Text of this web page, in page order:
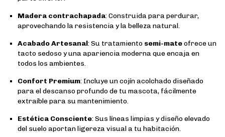
Madera contrachapada: Construida para perdurar,
aprovechando la resistencia y la belleza natural.
Acabado Artesanal: Su tratamiento semi-mateofrece un
tacto sedoso y una apariencia moderna que encaja en
todos los ambientes.
Confort Premium: Incluye un cojín acolchado diseñado
para el descanso profundo de tu mascota, fácilmente
extraíble para su mantenimiento.
Estética Consciente: Sus líneas limpias y diseño elevado
del suelo aportan ligereza visual a tu habitación.